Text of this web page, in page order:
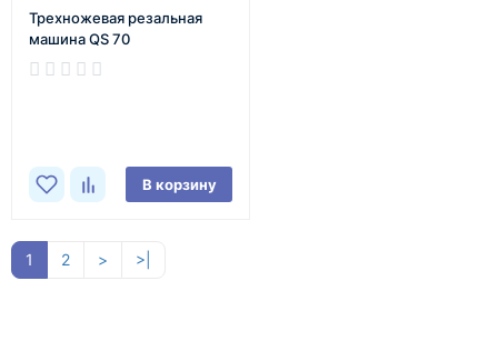
Трехножевая резальная
машина QS 70
В корзину
1 2 > >|